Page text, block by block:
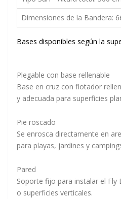
Dimensiones de la Bandera:
Bases disponibles según la
Plegable con base rellenable
Base en cruz con flotador
y adecuada para superficies
Pie roscado
Se enrosca directamente en
para playas, jardines y
Pared
Soporte fijo para instalar el Fly
o superficies verticales.